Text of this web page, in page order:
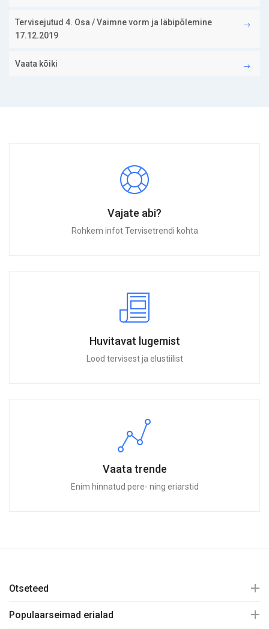
Tervisejutud 4. Osa / Vaimne vorm ja läbipõlemine
17.12.2019
Vaata kõiki
Vajate abi?
Rohkem infot Tervisetrendi kohta
Huvitavat lugemist
Lood tervisest ja elustiilist
Vaata trende
Enim hinnatud pere- ning eriarstid
Otseteed
Populaarseimad erialad